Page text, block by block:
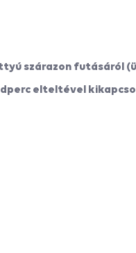
szárazon futásáról
elteltével